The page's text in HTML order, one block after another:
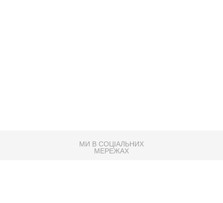
МИ В СОЦІАЛЬНИХ
МЕРЕЖАХ